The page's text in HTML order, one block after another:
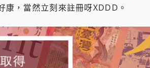
，當然立刻來註冊呀XDDD。